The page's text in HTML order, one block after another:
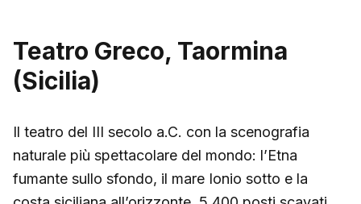
Teatro Greco, Taormina
(Sicilia)
Il teatro del III secolo a.C. con la scenografia
naturale più spettacolare del mondo: l’Etna
fumante sullo sfondo, il mare Ionio sotto e la